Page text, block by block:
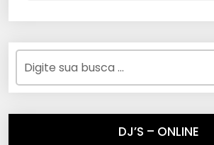
DJ’S – ONLINE